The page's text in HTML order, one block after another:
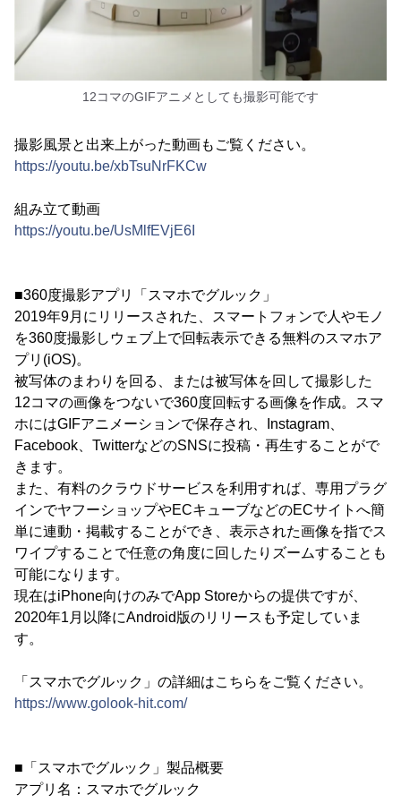
12コマのGIFアニメとしても撮影可能です
撮影風景と出来上がった動画もご覧ください。
https://youtu.be/xbTsuNrFKCw
組み立て動画
https://youtu.be/UsMlfEVjE6I
■360度撮影アプリ「スマホでグルック」
2019年9月にリリースされた、スマートフォンで人やモノ
を360度撮影しウェブ上で回転表示できる無料のスマホア
プリ(iOS)。
被写体のまわりを回る、または被写体を回して撮影した
12コマの画像をつないで360度回転する画像を作成。スマ
ホにはGIFアニメーションで保存され、Instagram、
Facebook、TwitterなどのSNSに投稿・再生することがで
きます。
また、有料のクラウドサービスを利用すれば、専用プラグ
インでヤフーショップやECキューブなどのECサイトへ簡
単に連動・掲載することができ、表示された画像を指でス
ワイプすることで任意の角度に回したりズームすることも
可能になります。
現在はiPhone向けのみでApp Storeからの提供ですが、
2020年1月以降にAndroid版のリリースも予定していま
す。
「スマホでグルック」の詳細はこちらをご覧ください。
https://www.golook-hit.com/
■「スマホでグルック」製品概要
アプリ名：スマホでグルック